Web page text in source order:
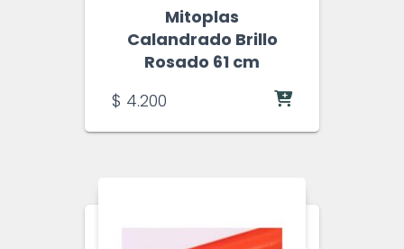
Mitoplas
Calandrado Brillo
Rosado 61 cm
$ 4.200